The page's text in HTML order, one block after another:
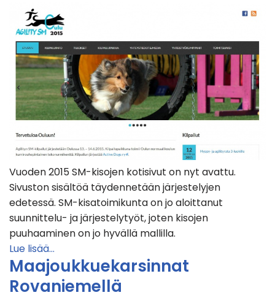
Vuoden 2015 SM-kisojen kotisivut on nyt avattu.
Sivuston sisältöä täydennetään järjestelyjen
edetessä. SM-kisatoimikunta on jo aloittanut
suunnittelu- ja järjestelytyöt, joten kisojen
puuhaaminen on jo hyvällä mallilla.
Lue lisää…
Maajoukkuekarsinnat
Rovaniemellä